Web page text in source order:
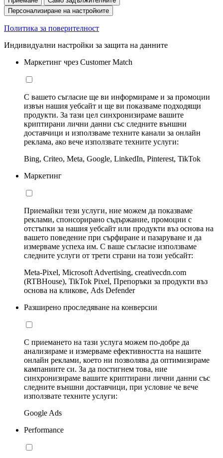
Персонализиране на настройките
Политика за поверителност
Индивидуални настройки за защита на данните
Маркетинг чрез Customer Match
С вашето съгласие ще ви информираме и за промоции
извън нашия уебсайт и ще ви показваме подходящи
продукти. За тази цел синхронизираме вашите
криптирани лични данни със следните външни
доставчици и използваме техните канали за онлайн
реклама, ако вече използвате техните услуги:
Bing, Criteo, Meta, Google, LinkedIn, Pinterest, TikTok
Маркетинг
Приемайки тези услуги, ние можем да показваме
реклами, спонсорирано съдържание, промоции с
отстъпки за нашия уебсайт или продукти въз основа на
вашето поведение при сърфиране и пазаруване и да
измерваме успеха им. С ваше съгласие използваме
следните услуги от трети страни на този уебсайт:
Meta-Pixel, Microsoft Advertising, creativecdn.com
(RTBHouse), TikTok Pixel, Препоръки за продукти въз
основа на кликове, Ads Defender
Разширено проследяване на конверсии
С приемането на тази услуга можем по-добре да
анализираме и измерваме ефективността на нашите
онлайн реклами, което ни позволява да оптимизираме
кампаниите си. За да постигнем това, ние
синхронизираме вашите криптирани лични данни със
следните външни доставчици, при условие че вече
използвате техните услуги:
Google Ads
Performance